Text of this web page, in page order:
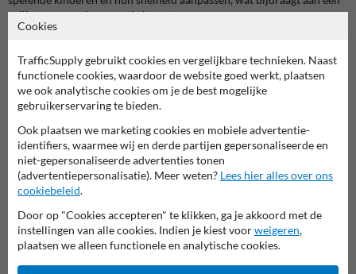
veiligere omgeving voor de jongsten.
- Speelstraat" is gemaakt van hoogwaardig, weerbestendig materiaal
dat bestand is tegen de elementen, waardoor het bord jarenlang
meegaat. Daarnaast biedt dit bord de mogelijkheid om het te
personaliseren met jouw logo of gemeentenaam, wat de
vergroot.
3. Creëer een Veilige SpeelomgevingDoor het plaatsen van het
Informatiebord "Graag Traag - Speelstraat", draag je direct bij aan het
creëren van een veilige speelomgeving voor kinderen. Het bord zorgt
ervoor dat bestuurders zich bewust zijn van de speelstraat, waardoor
kinderen vrij kunnen spelen zonder zich zorgen te maken over snel
rijdend verkeer.
Cookies
TrafficSupply gebruikt cookies en vergelijkbare technieken. Naast
functionele cookies, waardoor de website goed werkt, plaatsen
we ook analytische cookies om je de best mogelijke
gebruikerservaring te bieden.
Ook plaatsen we marketing cookies en mobiele advertentie-
identifiers, waarmee wij en derde partijen gepersonaliseerde en
niet-gepersonaliseerde advertenties tonen
(advertentiepersonalisatie). Meer weten? Lees hier alles over ons
cookiebeleid.
Door op "Cookies accepteren" te klikken, ga je akkoord met de
instellingen van alle cookies. Indien je kiest voorweigeren,
plaatsen we alleen functionele en analytische cookies.